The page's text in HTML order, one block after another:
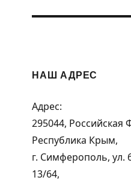
НАШ АДРЕС
Адрес:
295044, Российская
Республика Крым,
г. Симферополь, ул.
13/64,